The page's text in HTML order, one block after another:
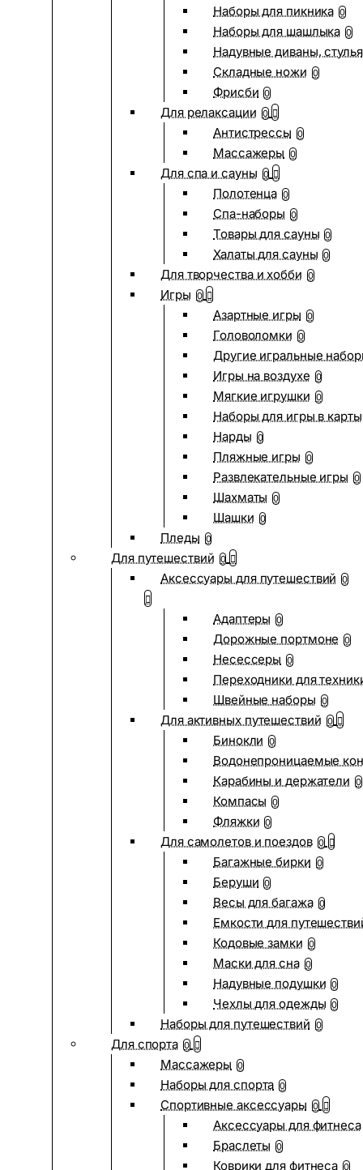
Наборы для пикника 0
Наборы для шашлыка 0
Надувные диваны, стулья
Складные ножи 0
Фрисби 0
Для релаксации 0
Антистрессы 0
Массажеры 0
Для спа и сауны 0
Полотенца 0
Спа-наборы 0
Товары для сауны 0
Халаты для сауны 0
Для творчества и хобби 0
Игры 0
Азартные игры 0
Головоломки 0
Другие игральные
Игры на воздухе 0
Мягкие игрушки 0
Наборы для игры в карты
Нарды 0
Пляжные игры 0
Развлекательные игры 0
Шахматы 0
Шашки 0
Пледы 0
Для путешествий 0
Аксессуары для путешествий 0
Адаптеры 0
Дорожные портмоне 0
Несессеры 0
Переходники для
Швейные наборы 0
Для активных путешествий 0
Бинокли 0
Водонепроницаемые
Карабины и держатели 0
Компасы 0
Фляжки 0
Для самолетов и поездов 0
Багажные бирки 0
Беруши 0
Весы для багажа 0
Емкости для
Кодовые замки 0
Маски для сна 0
Надувные подушки 0
Чехлы для одежды 0
Наборы для путешествий 0
Для спорта 0
Массажеры 0
Наборы для спорта 0
Спортивные аксессуары 0
Аксессуары для фитнеса
Браслеты 0
Коврики для фитнеса 0